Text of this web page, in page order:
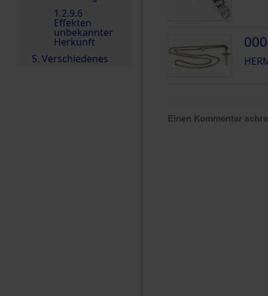
1.2.9.6
Effekten
unbekannter
Herkunft
5. Verschiedenes
Einen Kommentar